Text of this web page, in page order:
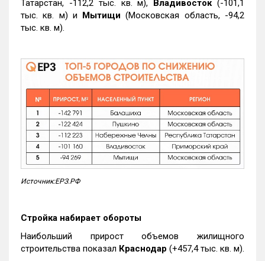
Татарстан, -112,2 тыс. кв. м), Владивосток(-101,1
тыс. кв. м) и Мытищи (Московская область, -94,2
тыс. кв. м).
Источник:ЕРЗ.РФ
Стройка набирает обороты
Наибольший прирост объемов жилищного
строительства показал Краснодар (+457,4 тыс. кв. м).